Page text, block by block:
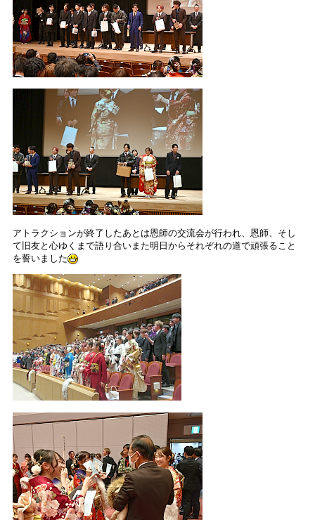
アトラクションが終了したあとは恩師の交流会が行われ、恩師、そし
て旧友と心ゆくまで語り合いまた明日からそれぞれの道で頑張ること
を誓いました